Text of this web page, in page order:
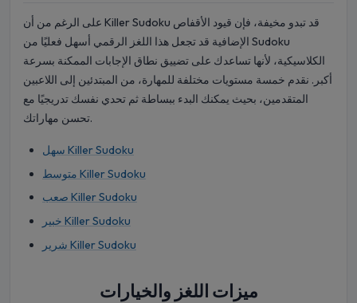
على الرغم من أن Killer Sudoku قد تبدو مخيفة، فإن قيود الأقفاص
الإضافية قد تجعل هذا اللغز الرقمي أسهل فعليًا من Sudoku
الكلاسيكية، لأنها تساعدك على تضييق نطاق الإجابات الممكنة بسرعة
أكبر. نقدم خمسة مستويات مختلفة للمهارة، من المبتدئين إلى اللاعبين
المتقدمين، بحيث يمكنك البدء ببساطة ثم تحدي نفسك تدريجيًا مع
تحسن مهاراتك.
سهل Killer Sudoku
متوسط Killer Sudoku
صعب Killer Sudoku
خبير Killer Sudoku
شرير Killer Sudoku
ميزات اللغز والخيارات